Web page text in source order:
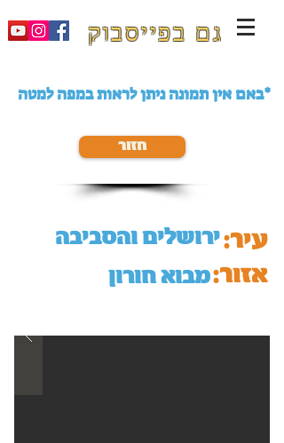
גם בפייסבוק
באם אין תמונה ניתן לראות במפה למטה*
חזור
ירושלים והסביבה
מבוא חורון
עיר:
אזור: